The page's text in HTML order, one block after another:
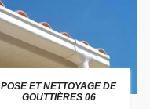
POSE ET NETTOYAGE DE
GOUTTIÈRES 06